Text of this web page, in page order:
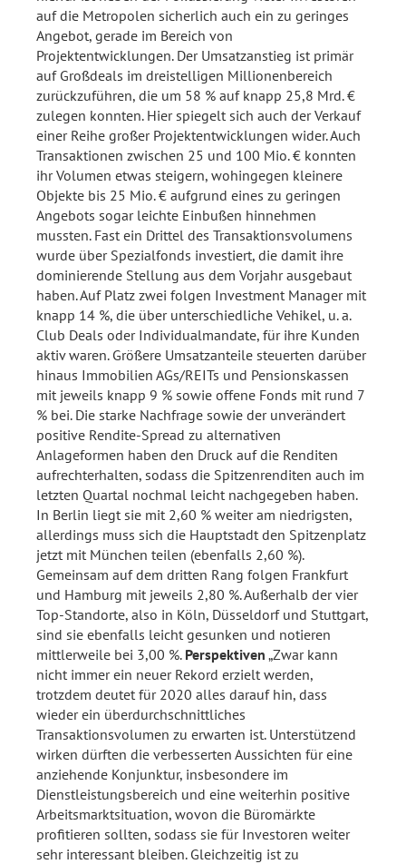
auf die Metropolen sicherlich auch ein zu geringes
Angebot, gerade im Bereich von
Projektentwicklungen. Der Umsatzanstieg ist primär
auf Großdeals im dreistelligen Millionenbereich
zurückzuführen, die um 58 % auf knapp 25,8 Mrd. €
zulegen konnten. Hier spiegelt sich auch der Verkauf
einer Reihe großer Projektentwicklungen wider. Auch
Transaktionen zwischen 25 und 100 Mio. € konnten
ihr Volumen etwas steigern, wohingegen kleinere
Objekte bis 25 Mio. € aufgrund eines zu geringen
Angebots sogar leichte Einbußen hinnehmen
mussten. Fast ein Drittel des Transaktionsvolumens
wurde über Spezialfonds investiert, die damit ihre
dominierende Stellung aus dem Vorjahr ausgebaut
haben. Auf Platz zwei folgen Investment Manager mit
knapp 14 %, die über unterschiedliche Vehikel, u. a.
Club Deals oder Individualmandate, für ihre Kunden
aktiv waren. Größere Umsatzanteile steuerten darüber
hinaus Immobilien AGs/REITs und Pensionskassen
mit jeweils knapp 9 % sowie offene Fonds mit rund 7
% bei. Die starke Nachfrage sowie der unverändert
positive Rendite-Spread zu alternativen
Anlageformen haben den Druck auf die Renditen
aufrechterhalten, sodass die Spitzenrenditen auch im
letzten Quartal nochmal leicht nachgegeben haben.
In Berlin liegt sie mit 2,60 % weiter am niedrigsten,
allerdings muss sich die Hauptstadt den Spitzenplatz
jetzt mit München teilen (ebenfalls 2,60 %).
Gemeinsam auf dem dritten Rang folgen Frankfurt
und Hamburg mit jeweils 2,80 %. Außerhalb der vier
Top-Standorte, also in Köln, Düsseldorf und Stuttgart,
sind sie ebenfalls leicht gesunken und notieren
mittlerweile bei 3,00 %. Perspektiven „Zwar kann
nicht immer ein neuer Rekord erzielt werden,
trotzdem deutet für 2020 alles darauf hin, dass
wieder ein überdurchschnittliches
Transaktionsvolumen zu erwarten ist. Unterstützend
wirken dürften die verbesserten Aussichten für eine
anziehende Konjunktur, insbesondere im
Dienstleistungsbereich und eine weiterhin positive
Arbeitsmarktsituation, wovon die Büromärkte
profitieren sollten, sodass sie für Investoren weiter
sehr interessant bleiben. Gleichzeitig ist zu